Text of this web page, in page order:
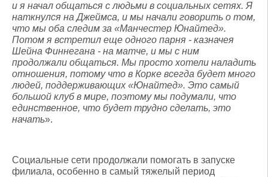
и я начал общаться с людьми в социальных сетях. Я
наткнулся на Джеймса, и мы начали говорить о том,
что мы оба следим за «Манчестер Юнайтед».
Потом я встретил еще одного парня - казначея
Шейна Финнегана - на матче, и мы с ним
продолжали общаться. Мы просто хотели наладить
отношения, потому что в Корке всегда будет много
людей, поддерживающих «Юнайтед». Это самый
большой клуб в мире, поэтому мы подумали, что
единственное, что будет трудно сделать, это
начать».
Социальные сети продолжали помогать в запуске
филиала, особенно в самый тяжелый период